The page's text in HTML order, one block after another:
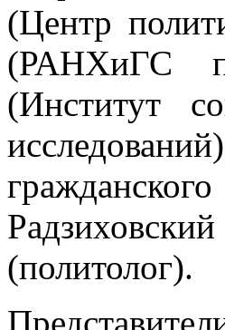
(Центр
(РАНХиГС
(Институт
(политолог).